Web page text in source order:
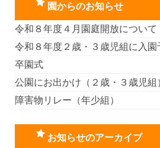
園からのお知らせ
令和８年度４月園庭開放について
令和８年度２歳・３歳児組に入園
卒園式
公園にお出かけ（２歳・３歳児組
障害物リレー（年少組）
お知らせのアーカイブ